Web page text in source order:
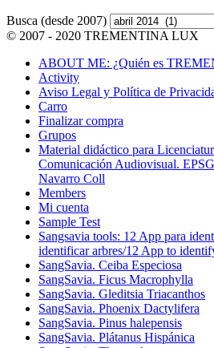
Busca (desde 2007)
© 2007 - 2020 TREMENTINA LUX
ABOUT ME: ¿Quién es
Activity
Aviso Legal y Política de
Carro
Finalizar compra
Grupos
Material didáctico para
Comunicación Audiovisual.
Navarro Coll
Members
Mi cuenta
Sample Test
Sangsavia tools: 12 App para
identificar arbres/12 App to
SangSavia. Ceiba Especiosa
SangSavia. Ficus Macrophylla
SangSavia. Gleditsia Triacanthos
SangSavia. Phoenix Dactylifera
SangSavia. Pinus halepensis
SangSavia. Plátanus Hispánica